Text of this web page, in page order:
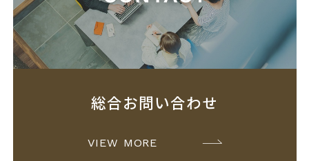
総合お問い合わせ
VIEW MORE